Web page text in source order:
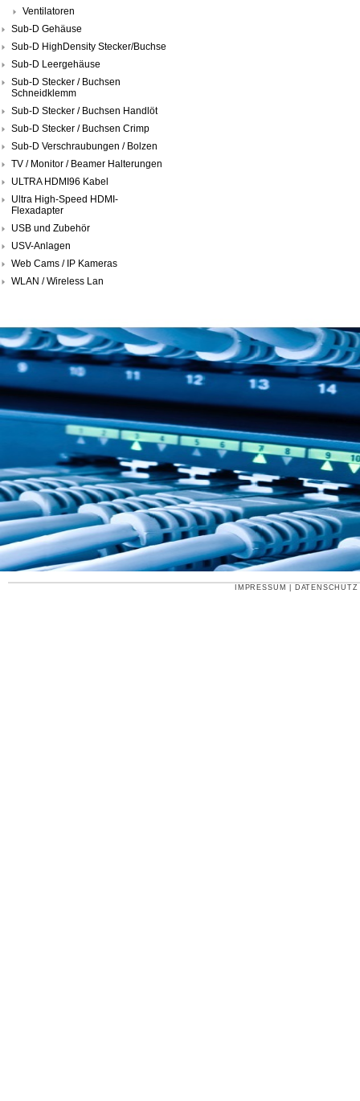
Ventilatoren
Sub-D Gehäuse
Sub-D HighDensity Stecker/Buchse
Sub-D Leergehäuse
Sub-D Stecker / Buchsen
Schneidklemm
Sub-D Stecker / Buchsen Handlöt
Sub-D Stecker / Buchsen Crimp
Sub-D Verschraubungen / Bolzen
TV / Monitor / Beamer Halterungen
ULTRA HDMI96 Kabel
Ultra High-Speed HDMI-
Flexadapter
USB und Zubehör
USV-Anlagen
Web Cams / IP Kameras
WLAN / Wireless Lan
IMPRESSUM DATENSCHUTZ